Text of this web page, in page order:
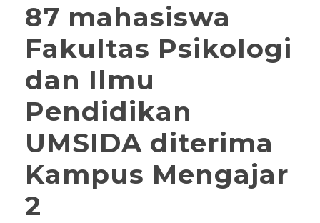
87 mahasiswa
Fakultas Psikologi
dan Ilmu
Pendidikan
UMSIDA diterima
Kampus Mengajar
2